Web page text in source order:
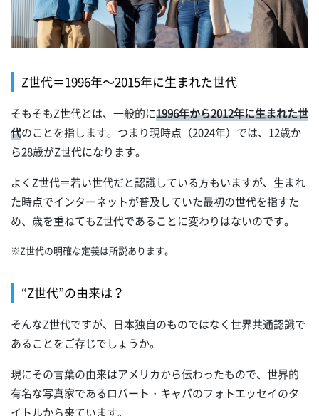
Z世代＝1996年～2015年に生まれた世代
そもそもZ世代とは、一般的に1996年から2012年に生まれた世
代のことを指します。つまり現時点（2024年）では、12歳か
ら28歳がZ世代になります。
よくZ世代＝若い世代だと認識している方もいますが、生まれ
た時点でインターネットが普及していた最初の世代を指すた
め、歳を重ねてもZ世代であることに変わりはないのです。
※Z世代の明確な定義は所説あります。
“Z世代”の由来は？
そんなZ世代ですが、日本独自のものではなく世界共通認識で
あることをご存じでしょうか。
現にその言葉の由来はアメリカから伝わったもので、世界的
有名な写真家であるロバート・キャパのフォトエッセイのタ
イトルから来ています。